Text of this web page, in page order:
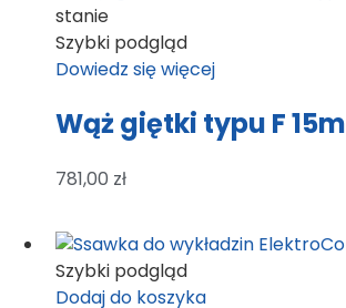
stanie
Szybki podgląd
Dowiedz się więcej
Wąż giętki typu F 15m
781,00 zł
Szybki podgląd
Dodaj do koszyka